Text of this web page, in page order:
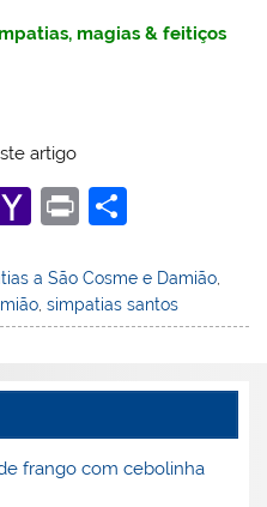
magias & feitiços
artigo
Y
h
o
M
ai
l
Pr
t
ar
e
a São Cosme e Damião,
,simpatias santos
frango com cebolinha